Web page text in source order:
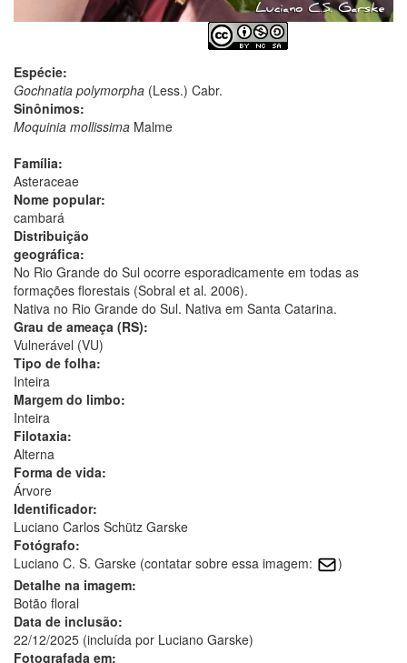
Espécie:
Gochnatia polymorpha (Less.) Cabr.
Sinônimos:
Moquinia mollissima Malme
Família:
Asteraceae
Nome popular:
cambará
Distribuição
geográfica:
No Rio Grande do Sul ocorre esporadicamente em todas as
formações florestais (Sobral et al. 2006).
Nativa no Rio Grande do Sul. Nativa em Santa Catarina.
Grau de ameaça (RS):
Vulnerável (VU)
Tipo de folha:
Inteira
Margem do limbo:
Inteira
Filotaxia:
Alterna
Forma de vida:
Árvore
Identificador:
Luciano Carlos Schütz Garske
Fotógrafo:
Luciano C. S. Garske (contatar sobre essa imagem:
)
Detalhe na imagem:
Botão floral
Data de inclusão:
22/12/2025 (incluída por Luciano Garske)
Fotografada em: